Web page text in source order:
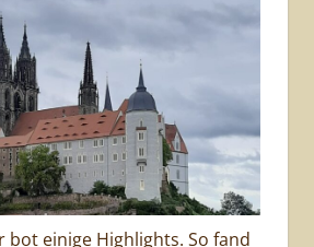
bot einige Highlights. So fand